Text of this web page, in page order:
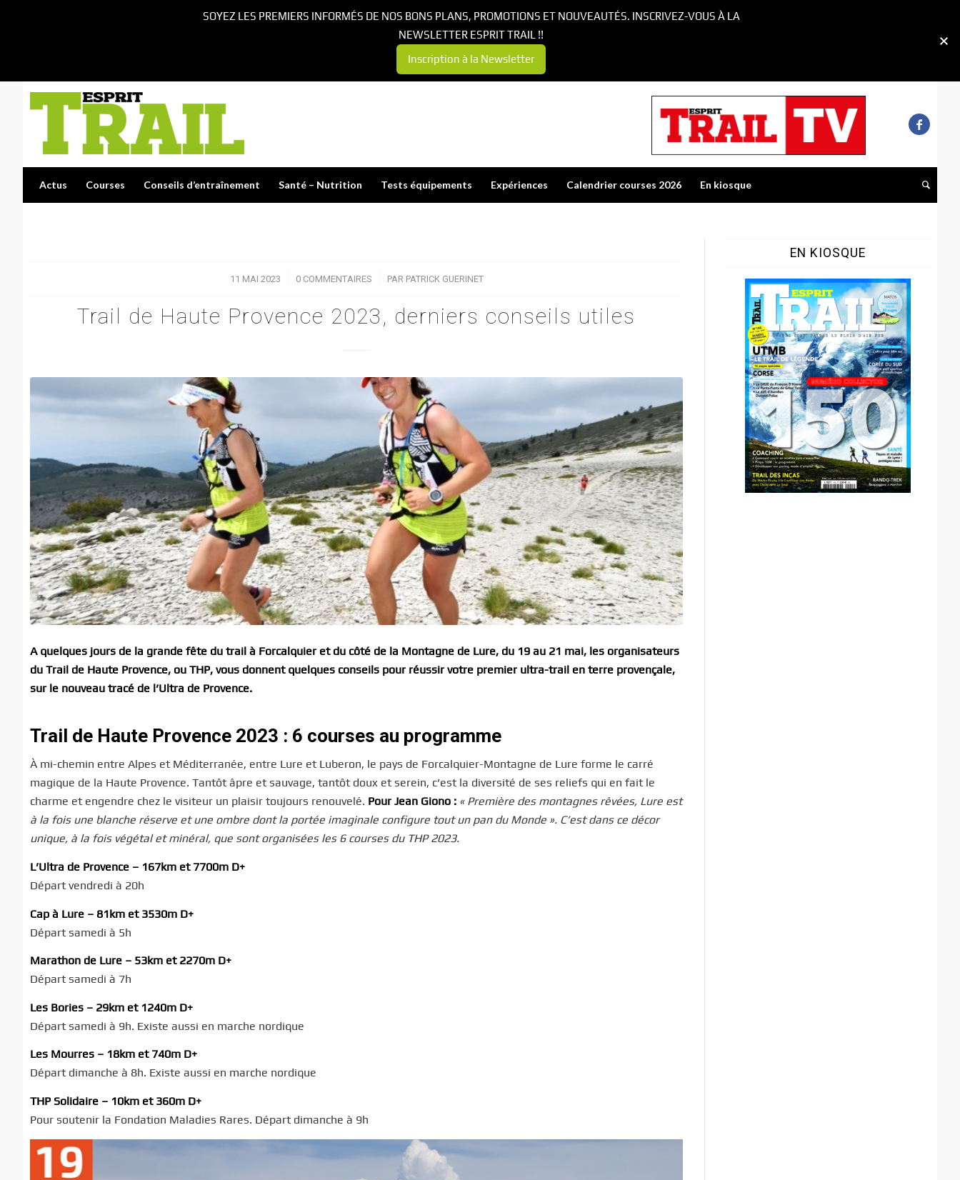
Actus Courses Conseils d’entraînement Santé – Nutrition Tests équipements Expériences Calendrier courses 2026 En kiosque
11 MAI 2023
/ 0 COMMENTAIRES
/ PAR PATRICK GUERINET
Trail de Haute Provence 2023, derniers conseils utiles
A quelques jours de la grande fête du trail à Forcalquier et du côté de la Montagne de Lure, du 19 au 21 mai, les organisateurs
du Trail de Haute Provence, ou THP, vous donnent quelques conseils pour réussir votre premier ultra-trail en terre provençale,
sur le nouveau tracé de l’Ultra de Provence.
Trail de Haute Provence 2023 : 6 courses au programme
À mi-chemin entre Alpes et Méditerranée, entre Lure et Luberon, le pays de Forcalquier-Montagne de Lure forme le carré
magique de la Haute Provence. Tantôt âpre et sauvage, tantôt doux et serein, c’est la diversité de ses reliefs qui en fait le
charme et engendre chez le visiteur un plaisir toujours renouvelé. Pour Jean Giono : « Première des montagnes rêvées, Lure est
à la fois une blanche réserve et une ombre dont la portée imaginale configure tout un pan du Monde ». C’est dans ce décor
unique, à la fois végétal et minéral, que sont organisées les 6 courses du THP 2023.
L’Ultra de Provence – 167km et 7700m D+
Départ vendredi à 20h
Cap à Lure – 81km et 3530m D+
Départ samedi à 5h
Marathon de Lure – 53km et 2270m D+
Départ samedi à 7h
Les Bories – 29km et 1240m D+
Départ samedi à 9h. Existe aussi en marche nordique
Les Mourres – 18km et 740m D+
Départ dimanche à 8h. Existe aussi en marche nordique
THP Solidaire – 10km et 360m D+
Pour soutenir la Fondation Maladies Rares. Départ dimanche à 9h
EN KIOSQUE
SOYEZ LES PREMIERS INFORMÉS DE NOS BONS PLANS, PROMOTIONS ET NOUVEAUTÉS. INSCRIVEZ-VOUS À LA
NEWSLETTER ESPRIT TRAIL !!
Inscription à la Newsletter